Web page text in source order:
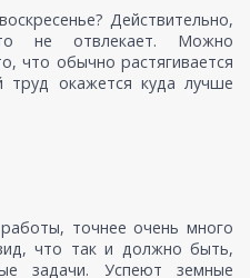
Действительно,
не отвлекает. Можно
что обычно растягивается
окажется куда лучше
точнее очень много
что так и должно быть,
задачи. Успеют земные